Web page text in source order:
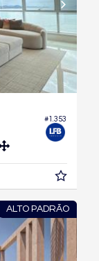
#1.353
ALTO PADRÃO